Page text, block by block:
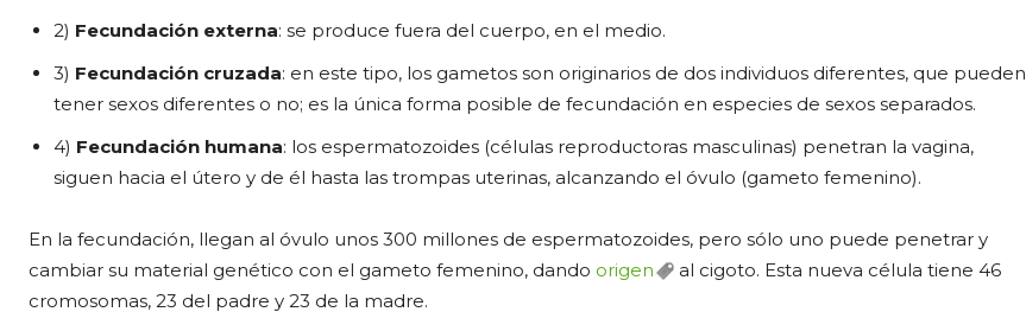
2) Fecundación externa: se produce fuera del cuerpo, en el medio.
3) Fecundación cruzada: en este tipo, los gametos son originarios de dos individuos diferentes, que pueden
tener sexos diferentes o no; es la única forma posible de fecundación en especies de sexos separados.
4) Fecundación humana: los espermatozoides (células reproductoras masculinas) penetran la vagina,
siguen hacia el útero y de él hasta las trompas uterinas, alcanzando el óvulo (gameto femenino).
En la fecundación, llegan al óvulo unos 300 millones de espermatozoides, pero sólo uno puede penetrar y
cambiar su material genético con el gameto femenino, dando origen
al cigoto. Esta nueva célula tiene 46
cromosomas, 23 del padre y 23 de la madre.